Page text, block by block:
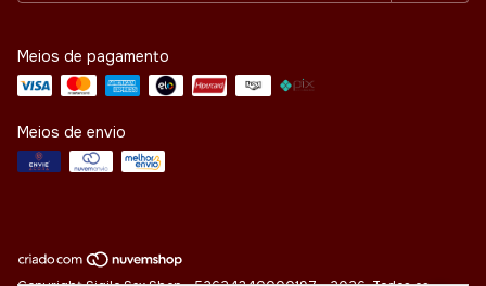
Meios de pagamento
Meios de envio